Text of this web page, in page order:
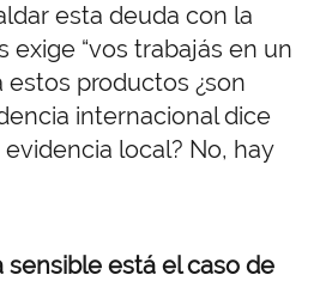
esta deuda con la
exige “vos trabajás en un
productos ¿son
internacional dice
local? No, hay
sensible está el caso de